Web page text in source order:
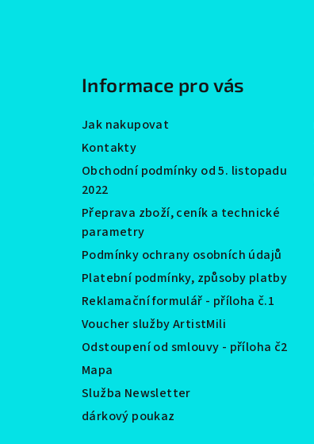
Informace pro vás
Jak nakupovat
Kontakty
Obchodní podmínky od 5. listopadu
2022
Přeprava zboží, ceník a technické
parametry
Podmínky ochrany osobních údajů
Platební podmínky, způsoby platby
Reklamační formulář - příloha č.1
Voucher služby ArtistMili
Odstoupení od smlouvy - příloha č2
Mapa
Služba Newsletter
dárkový poukaz